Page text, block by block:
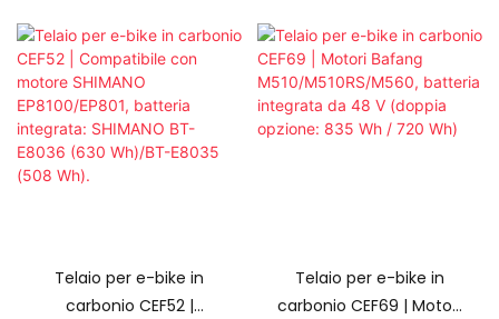
Telaio per e-bike in
carbonio CEF52 |
Telaio per e-bike in
carbonio CEF69 | Motori